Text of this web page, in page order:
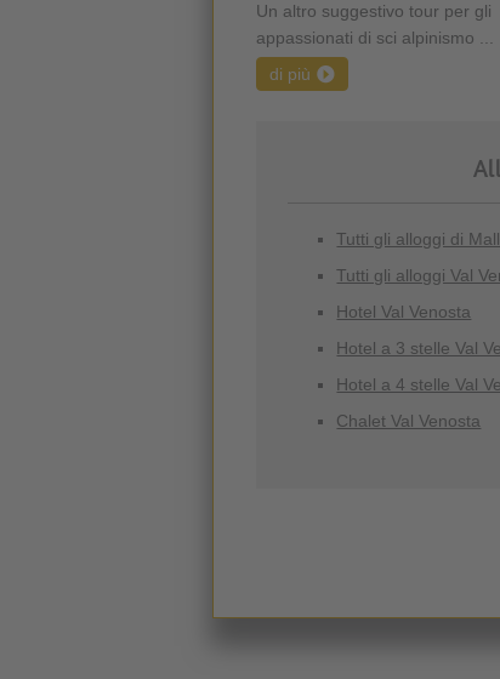
Un altro suggestivo tour per gli
appassionati di sci alpinismo ...
di più
Tutti gli alloggi di
Tutti gli alloggi Val
Hotel Val Venosta
Hotel a 3 stelle Val
Hotel a 4 stelle Val
Chalet Val Venosta